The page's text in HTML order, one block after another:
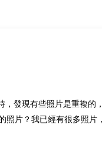
，發現有些照片是重複的
照片？我已經有很多照